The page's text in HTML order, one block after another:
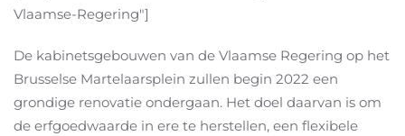
Vlaamse-Regering"]
De kabinetsgebouwen van de Vlaamse Regering op het
Brusselse Martelaarsplein zullen begin 2022 een
grondige renovatie ondergaan. Het doel daarvan is om
de erfgoedwaarde in ere te herstellen, een flexibele